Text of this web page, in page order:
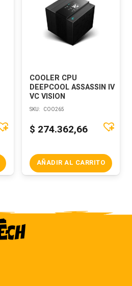
COOLER CPU
DEEPCOOL ASSASSIN IV
VC VISION
SKU: COO265
$ 274.362,66
AÑADIR AL CARRITO